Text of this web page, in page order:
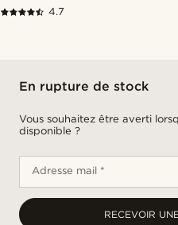
4.7
En rupture de stock
Vous souhaitez être averti
disponible ?
Adresse mail *
RECEVOIR